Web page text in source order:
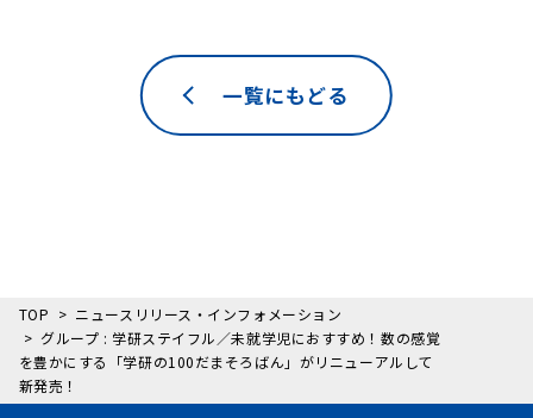
一覧にもどる
TOP
ニュースリリース・インフォメーション
グループ : 学研ステイフル／未就学児におすすめ！数の感覚
を豊かにする「学研の100だまそろばん」がリニューアルして
新発売！